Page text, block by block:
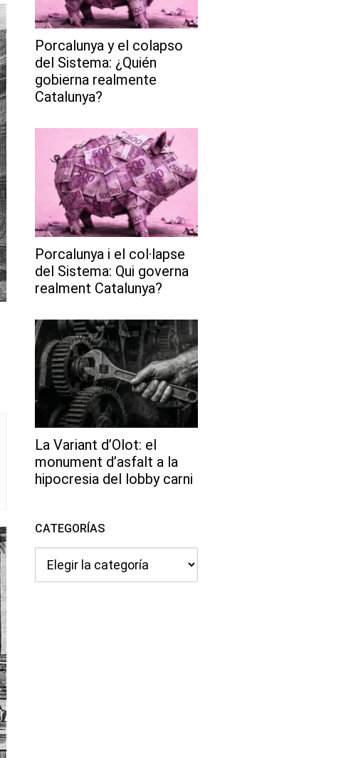
Porcalunya y el colapso
del Sistema: ¿Quién
gobierna realmente
Catalunya?
Porcalunya i el col·lapse
del Sistema: Qui governa
realment Catalunya?
La Variant d’Olot: el
monument d’asfalt a la
hipocresia del lobby carni
CATEGORÍAS